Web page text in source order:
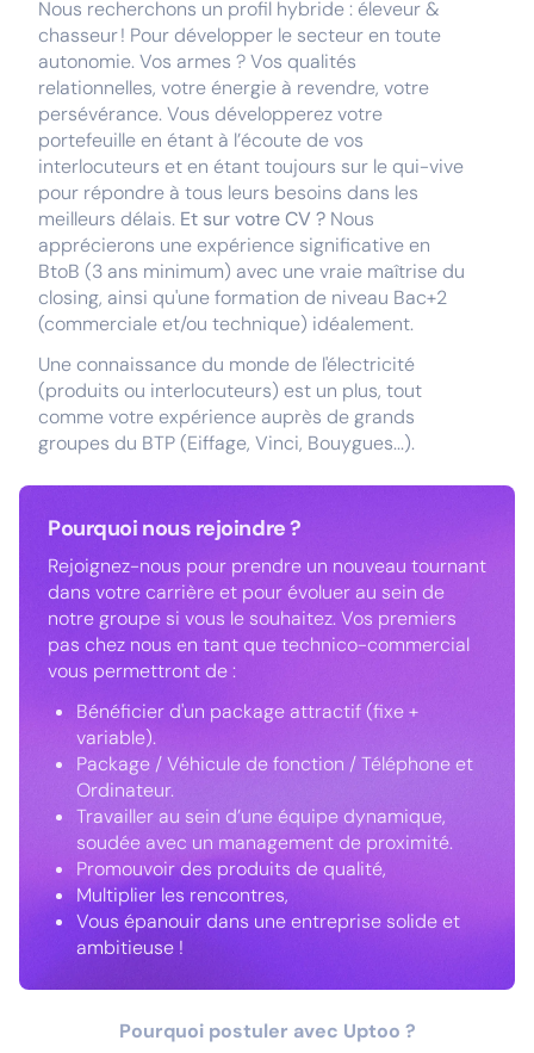
Nous recherchons un profil hybride : éleveur &
chasseur ! Pour développer le secteur en toute
autonomie. Vos armes ? Vos qualités
relationnelles, votre énergie à revendre, votre
persévérance. Vous développerez votre
portefeuille en étant à l’écoute de vos
interlocuteurs et en étant toujours sur le qui-vive
pour répondre à tous leurs besoins dans les
meilleurs délais. Et sur votre CV ? Nous
apprécierons une expérience significative en
BtoB (3 ans minimum) avec une vraie maîtrise du
closing, ainsi qu'une formation de niveau Bac+2
(commerciale et/ou technique) idéalement.
Une connaissance du monde de l'électricité
(produits ou interlocuteurs) est un plus, tout
comme votre expérience auprès de grands
groupes du BTP (Eiffage, Vinci, Bouygues...).
Pourquoi nous rejoindre ?
Rejoignez-nous pour prendre un nouveau tournant
dans votre carrière et pour évoluer au sein de
notre groupe si vous le souhaitez. Vos premiers
pas chez nous en tant que technico-commercial
vous permettront de :
Bénéficier d'un package attractif (fixe +
variable).
Package / Véhicule de fonction / Téléphone et
Ordinateur.
Travailler au sein d’une équipe dynamique,
soudée avec un management de proximité.
Promouvoir des produits de qualité,
Multiplier les rencontres,
Vous épanouir dans une entreprise solide et
ambitieuse !
Pourquoi postuler avec Uptoo ?